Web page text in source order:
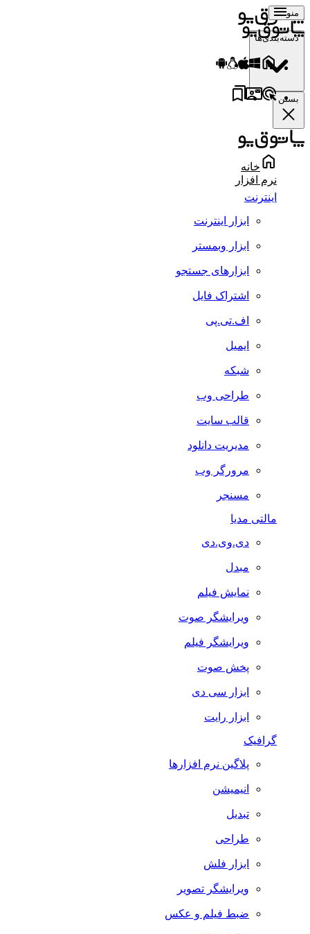
منو
دسته‌بندی‌ها
بستن
خانه
نرم افزار
اینترنت
ابزار اینترنت
ابزار وبمستر
ابزارهای جستجو
اشتراک فایل
اف.تی.پی
ایمیل
شبکه
طراحی وب
قالب سایت
مدیریت دانلود
مرورگر وب
مسنجر
مالتی مدیا
دی.وی.دی
مبدل
نمایش فیلم
ویرایشگر صوت
ویرایشگر فیلم
پخش صوت
ابزار سی دی
ابزار رایت
گرافیک
پلاگین نرم افزارها
انیمیشن
تبدیل
طراحی
ابزار فلش
ویرایشگر تصویر
ضبط فيلم و عكس